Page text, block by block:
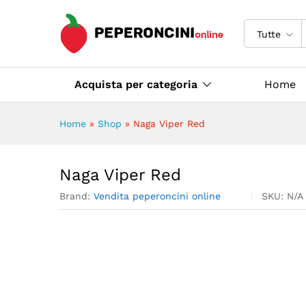
Tutte
Acquista per categoria Home
Home » Shop » Naga Viper Red
Naga Viper Red
Brand: Vendita peperoncini online SKU: N/A